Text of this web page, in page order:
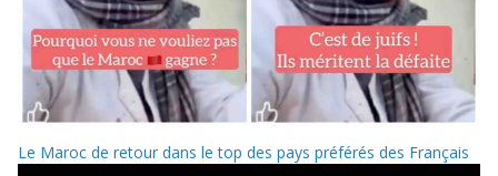
Le Maroc de retour dans le top des pays préférés des Français